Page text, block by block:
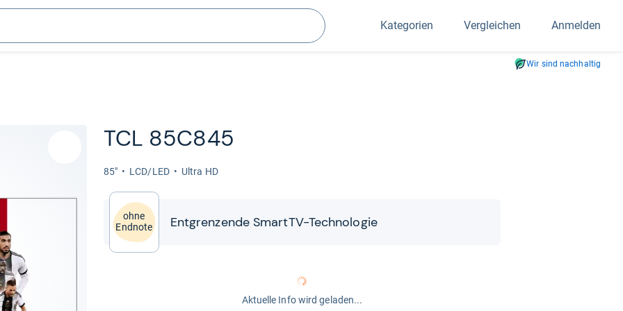
Suchen
Kategorien Vergleichen Anmelden
Wir sind nachhaltig
TCL 85C845
85" LCD/LED Ultra HD
ohne
Endnote
Ent­gren­zende SmartTV-​​Tech­no­lo­gie
Aktuelle Info wird geladen...